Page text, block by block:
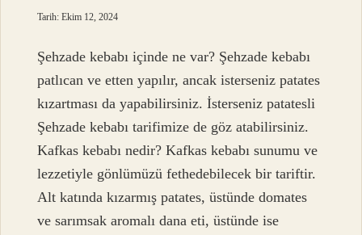
Tarih: Ekim 12, 2024
Şehzade kebabı içinde ne var? Şehzade kebabı
patlıcan ve etten yapılır, ancak isterseniz patates
kızartması da yapabilirsiniz. İsterseniz patatesli
Şehzade kebabı tarifimize de göz atabilirsiniz.
Kafkas kebabı nedir? Kafkas kebabı sunumu ve
lezzetiyle gönlümüzü fethedebilecek bir tariftir.
Alt katında kızarmış patates, üstünde domates
ve sarımsak aromalı dana eti, üstünde ise